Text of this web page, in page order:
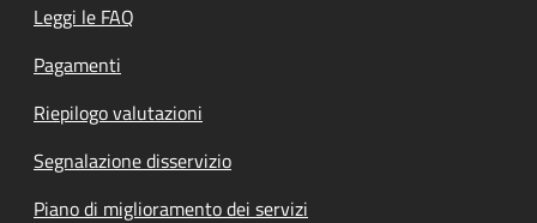
Leggi le FAQ
Pagamenti
Riepilogo valutazioni
Segnalazione disservizio
Piano di miglioramento dei servizi